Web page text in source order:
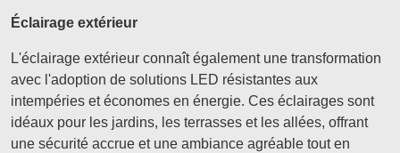
Éclairage extérieur
L'éclairage extérieur connaît également une transformation
avec l'adoption de solutions LED résistantes aux
intempéries et économes en énergie. Ces éclairages sont
idéaux pour les jardins, les terrasses et les allées, offrant
une sécurité accrue et une ambiance agréable tout en